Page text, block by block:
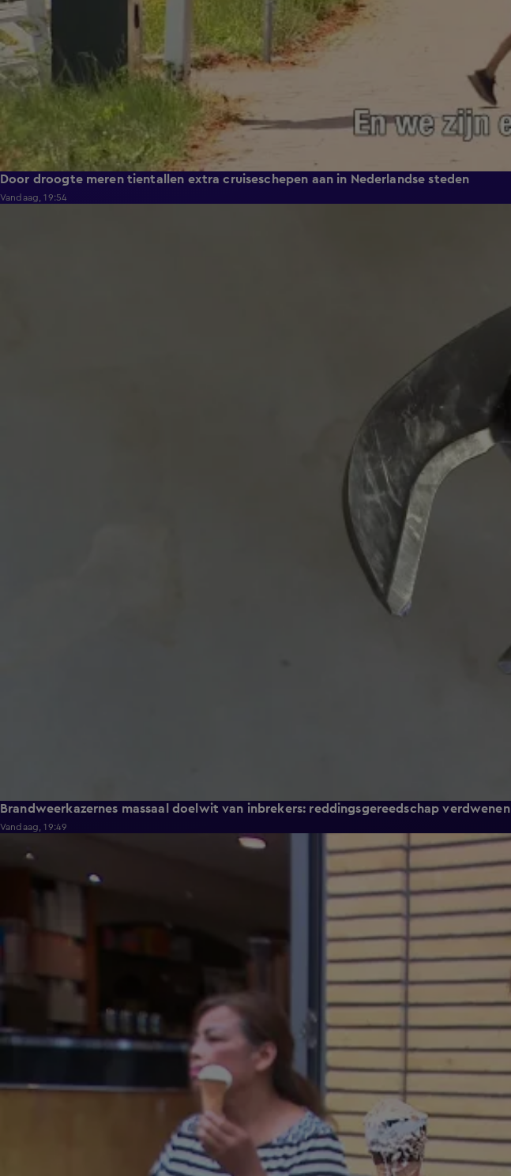
Door droogte meren tientallen extra cruiseschepen aan in Nederlandse steden
Vandaag, 19:54
Brandweerkazernes massaal doelwit van inbrekers: reddingsgereedschap verdwenen
Vandaag, 19:49